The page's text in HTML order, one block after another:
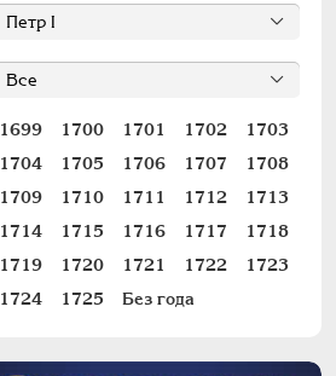
1699 1700 1701 1702
1703
1704
1705 1706 1707
1708
1709
1710 1711 1712
1713
1714
1715 1716 1717
1718
1719
1720 1721 1722
1723
1724
1725 Без года